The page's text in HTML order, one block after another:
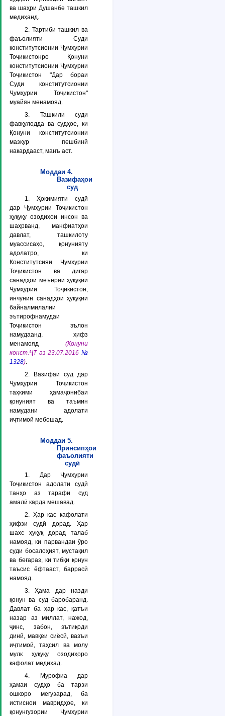
ва шаҳри Душанбе ташкил
медиҳанд.
2. Тартиби ташкил ва
фаъолияти Суди
конститутсионии Ҷумҳурии
Тоҷикистонро Қонуни
конститутсионии Ҷумҳурии
Тоҷикистон "Дар бораи
Суди конститутсионии
Ҷумҳурии Тоҷикистон"
муайян менамояд.
3. Ташкили суди
фавқулодда ва судҳое, ки
Қонуни конститутсионии
мазкур пешбинӣ
накардааст, манъ аст.
Моддаи 4.
Вазифаҳои
суд
1. Ҳокимияти судӣ
дар Ҷумҳурии Тоҷикистон
ҳуқуқу озодиҳои инсон ва
шаҳрванд, манфиатҳои
давлат, ташкилоту
муассисаҳо, қонунияту
адолатро, ки
Конститутсияи Ҷумҳурии
Тоҷикистон ва дигар
санадҳои меъёрии ҳуқуқии
Ҷумҳурии Тоҷикистон,
инчунин санадҳои ҳуқуқии
байналмилалии
эътирофнамудаи
Тоҷикистон эълон
намудаанд, ҳифз
менамояд (Қонуни
конст.ҶТ аз 23.07.2016 №
1328).
2. Вазифаи суд дар
Ҷумҳурии Тоҷикистон
таҳкими ҳамаҷонибаи
қонуният ва таъмин
намудани адолати
иҷтимоӣ мебошад.
Моддаи 5.
Принсипҳои
фаъолияти
судӣ
1. Дар Ҷумҳурии
Тоҷикистон адолати судӣ
танҳо аз тарафи суд
амалӣ карда мешавад.
2. Ҳар кас кафолати
ҳифзи судӣ дорад. Ҳар
шахс ҳуқуқ дорад талаб
намояд, ки парвандаи ӯро
суди босалоҳият, мустақил
ва беғараз, ки тибқи қонун
таъсис ёфтааст, баррасӣ
намояд.
3. Ҳама дар назди
қонун ва суд баробаранд.
Давлат ба ҳар кас, қатъи
назар аз миллат, нажод,
ҷинс, забон, эътиқоди
динӣ, мавқеи сиёсӣ, вазъи
иҷтимоӣ, таҳсил ва молу
мулк ҳуқуқу озодиҳоро
кафолат медиҳад.
4. Мурофиа дар
ҳамаи судҳо ба тарзи
ошкоро мегузарад, ба
истиснои мавридҳое, ки
қонунгузории Ҷумҳурии